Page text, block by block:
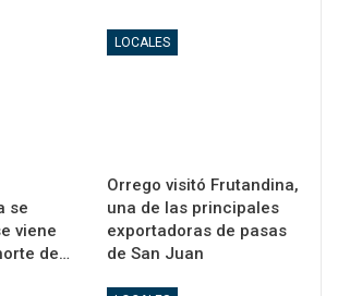
se
viene
de…
LOCALES
Orrego visitó Frutandina,
una de las principales
exportadoras de pasas
de San Juan